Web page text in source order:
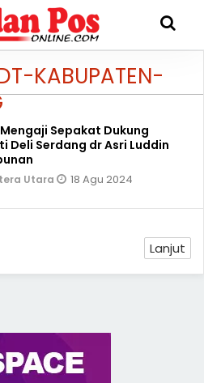
KABUPATEN-
Sepakat Dukung
Deli Serdang dr Asri Luddin
Utara 18 Agu 2024
Lanjut